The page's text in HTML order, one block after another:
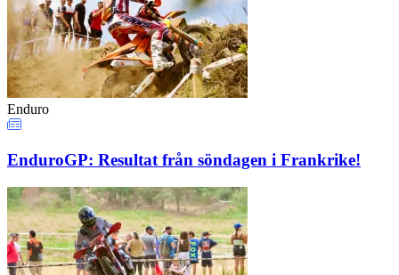
Enduro
EnduroGP: Resultat från söndagen i Frankrike!